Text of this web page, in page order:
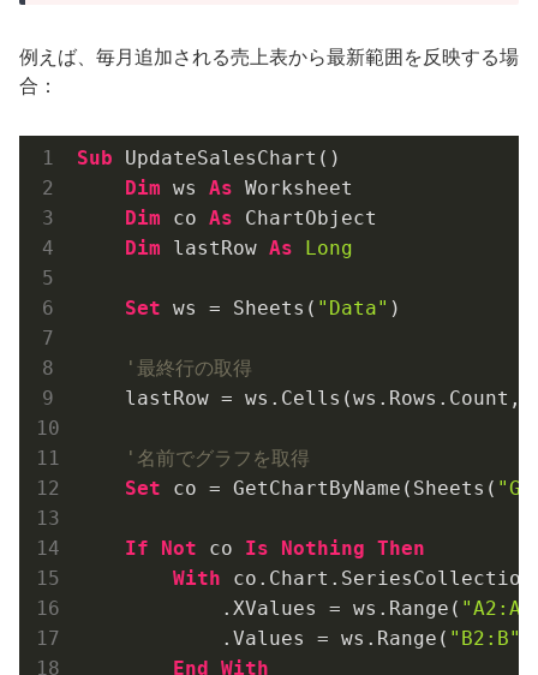
例えば、毎月追加される売上表から最新範囲を反映する場
合：
Sub UpdateSalesChart()
Dim ws As Worksheet
Dim co As ChartObject
Dim lastRow As Long
Set ws = Sheets( "Data" )
'最終行の取得
    lastRow = ws.Cells(ws.Rows.Count,
'名前でグラフを取得
Set co = GetChartByName(Sheets(
If Not co Is Nothing Then
With
            .XValues = ws.Range(
"A2:A"
            .Values = ws.Range(
"B2:B"
End
With